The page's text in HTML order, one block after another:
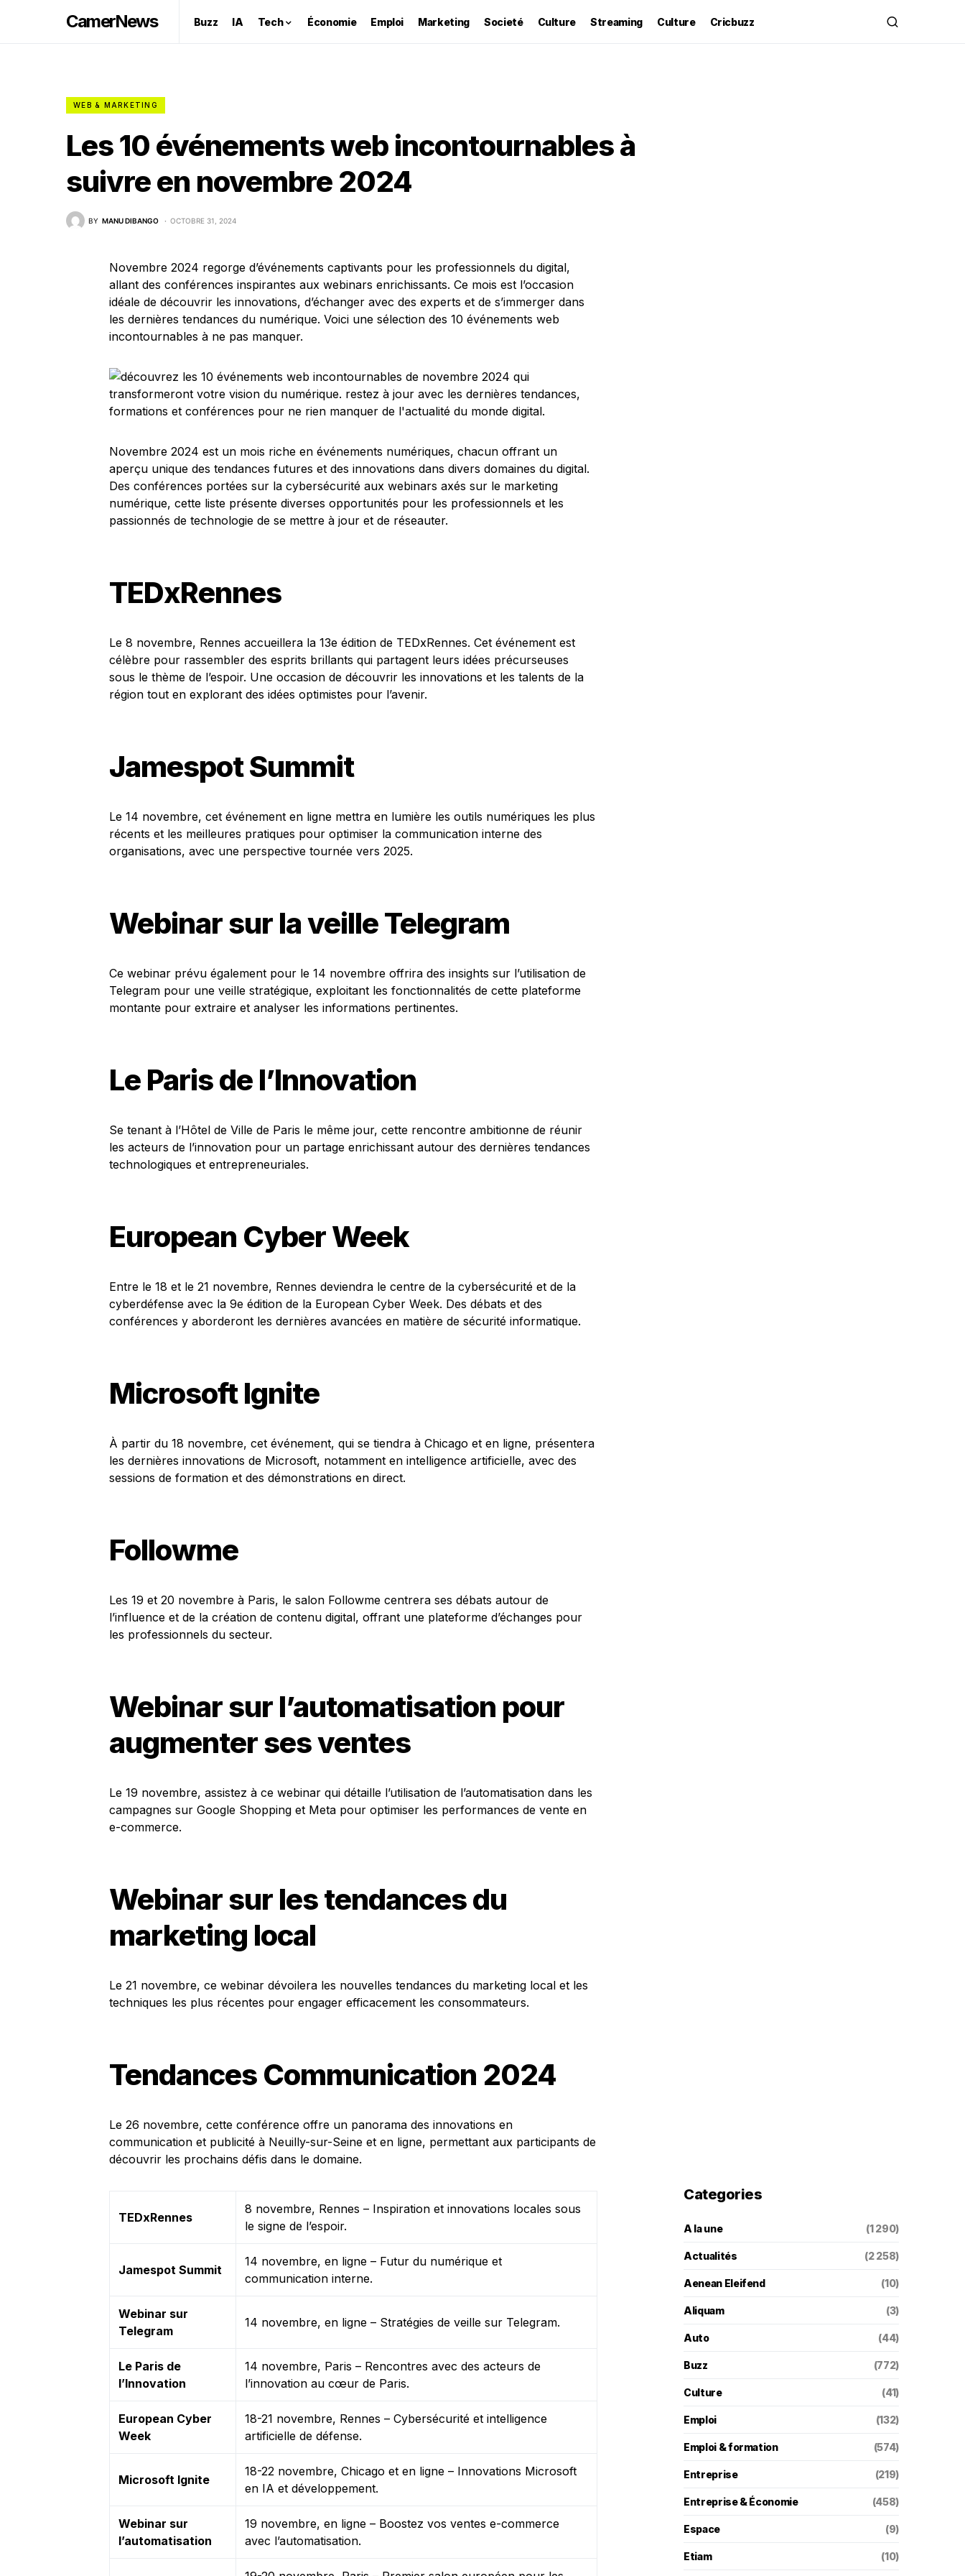
CamerNews Buzz IA Tech Économie Emploi Marketing Societé Culture Streaming Culture Cricbuzz
WEB & MARKETING
Les 10 événements web incontournables à
suivre en novembre 2024
BY MANU DIBANGO OCTOBRE 31, 2024
Novembre 2024 regorge d’événements captivants pour les professionnels du digital,
allant des conférences inspirantes aux webinars enrichissants. Ce mois est l’occasion
idéale de découvrir les innovations, d’échanger avec des experts et de s’immerger dans
les dernières tendances du numérique. Voici une sélection des 10 événements web
incontournables à ne pas manquer.
Novembre 2024 est un mois riche en événements numériques, chacun offrant un
aperçu unique des tendances futures et des innovations dans divers domaines du digital.
Des conférences portées sur la cybersécurité aux webinars axés sur le marketing
numérique, cette liste présente diverses opportunités pour les professionnels et les
passionnés de technologie de se mettre à jour et de réseauter.
TEDxRennes
Le 8 novembre, Rennes accueillera la 13e édition de TEDxRennes. Cet événement est
célèbre pour rassembler des esprits brillants qui partagent leurs idées précurseuses
sous le thème de l’espoir. Une occasion de découvrir les innovations et les talents de la
région tout en explorant des idées optimistes pour l’avenir.
Jamespot Summit
Le 14 novembre, cet événement en ligne mettra en lumière les outils numériques les plus
récents et les meilleures pratiques pour optimiser la communication interne des
organisations, avec une perspective tournée vers 2025.
Webinar sur la veille Telegram
Ce webinar prévu également pour le 14 novembre offrira des insights sur l’utilisation de
Telegram pour une veille stratégique, exploitant les fonctionnalités de cette plateforme
montante pour extraire et analyser les informations pertinentes.
Le Paris de l’Innovation
Se tenant à l’Hôtel de Ville de Paris le même jour, cette rencontre ambitionne de réunir
les acteurs de l’innovation pour un partage enrichissant autour des dernières tendances
technologiques et entrepreneuriales.
European Cyber Week
Entre le 18 et le 21 novembre, Rennes deviendra le centre de la cybersécurité et de la
cyberdéfense avec la 9e édition de la European Cyber Week. Des débats et des
conférences y aborderont les dernières avancées en matière de sécurité informatique.
Microsoft Ignite
À partir du 18 novembre, cet événement, qui se tiendra à Chicago et en ligne, présentera
les dernières innovations de Microsoft, notamment en intelligence artificielle, avec des
sessions de formation et des démonstrations en direct.
Followme
Les 19 et 20 novembre à Paris, le salon Followme centrera ses débats autour de
l’influence et de la création de contenu digital, offrant une plateforme d’échanges pour
les professionnels du secteur.
Webinar sur l’automatisation pour
augmenter ses ventes
Le 19 novembre, assistez à ce webinar qui détaille l’utilisation de l’automatisation dans les
campagnes sur Google Shopping et Meta pour optimiser les performances de vente en
e-commerce.
Webinar sur les tendances du
marketing local
Le 21 novembre, ce webinar dévoilera les nouvelles tendances du marketing local et les
techniques les plus récentes pour engager efficacement les consommateurs.
Tendances Communication 2024
Le 26 novembre, cette conférence offre un panorama des innovations en
communication et publicité à Neuilly-sur-Seine et en ligne, permettant aux participants de
découvrir les prochains défis dans le domaine.
TEDxRennes
8 novembre, Rennes – Inspiration et innovations locales sous
le signe de l’espoir.
Jamespot Summit
14 novembre, en ligne – Futur du numérique et
communication interne.
Webinar sur
Telegram
14 novembre, en ligne – Stratégies de veille sur Telegram.
Le Paris de
l’Innovation
14 novembre, Paris – Rencontres avec des acteurs de
l’innovation au cœur de Paris.
European Cyber
Week
18-21 novembre, Rennes – Cybersécurité et intelligence
artificielle de défense.
Microsoft Ignite
18-22 novembre, Chicago et en ligne – Innovations Microsoft
en IA et développement.
Webinar sur
l’automatisation
19 novembre, en ligne – Boostez vos ventes e-commerce
avec l’automatisation.
Categories
A la une (1 290)
Actualités (2 258)
Aenean Eleifend (10)
Aliquam (3)
Auto (44)
Buzz (772)
Culture (41)
Emploi (132)
Emploi & formation (574)
Entreprise (219)
Entreprise & Économie (458)
Espace (9)
Etiam (10)